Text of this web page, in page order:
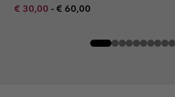
Minimum sale price:
€ 30,00 - Maximum price:
€ 60,00